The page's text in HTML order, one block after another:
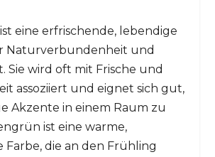
eine erfrischende, lebendige
Naturverbundenheit und
Sie wird oft mit Frische und
assoziiert und eignet sich gut,
Akzente in einem Raum zu
ist eine warme,
die an den Frühling